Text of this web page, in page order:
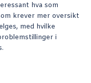
hva som
krever mer oversikt
med hvilke
i